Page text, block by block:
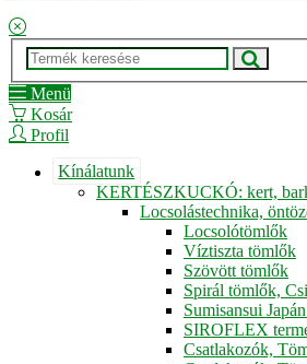
Menü
Kosár
Profil
Kínálatunk
KERTÉSZKUCKÓ: kert,
Locsolástechnika,
Locsolótömlők
Víztiszta tömlők
Szövött tömlők
Spirál tömlők,
Sumisansui
SIROFLEX
Csatlakozók,